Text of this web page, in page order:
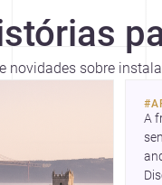
novidades sobre
#
A